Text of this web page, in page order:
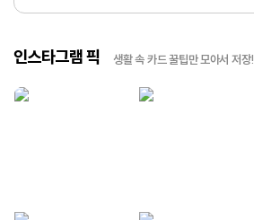
인스타그램 픽 생활 속 카드 꿀팁만 모아서 저장!